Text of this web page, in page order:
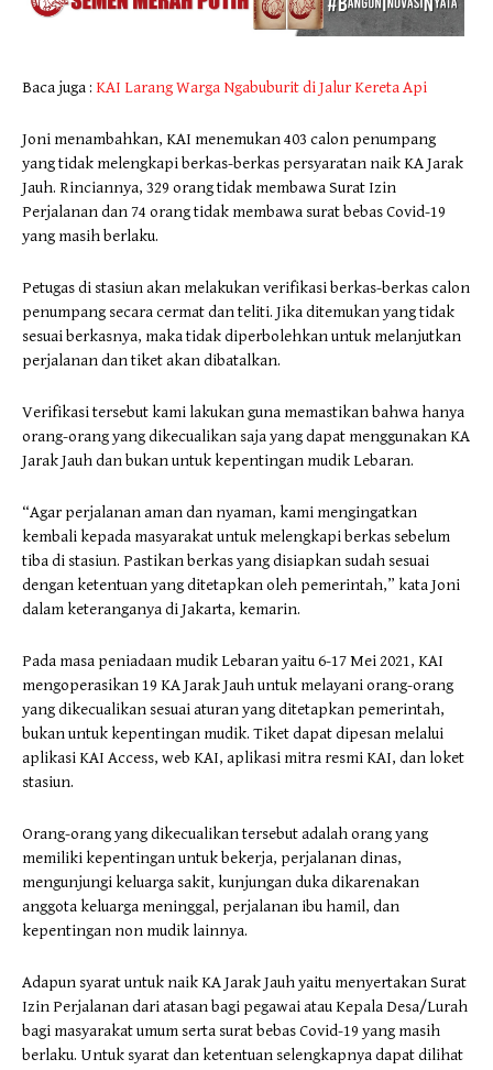
Baca juga : KAI Larang Warga Ngabuburit di Jalur Kereta Api
Joni menambahkan, KAI menemukan 403 calon penumpang
yang tidak melengkapi berkas-berkas persyaratan naik KA Jarak
Jauh. Rinciannya, 329 orang tidak membawa Surat Izin
Perjalanan dan 74 orang tidak membawa surat bebas Covid-19
yang masih berlaku.
Petugas di stasiun akan melakukan verifikasi berkas-berkas calon
penumpang secara cermat dan teliti. Jika ditemukan yang tidak
sesuai berkasnya, maka tidak diperbolehkan untuk melanjutkan
perjalanan dan tiket akan dibatalkan.
Verifikasi tersebut kami lakukan guna memastikan bahwa hanya
orang-orang yang dikecualikan saja yang dapat menggunakan KA
Jarak Jauh dan bukan untuk kepentingan mudik Lebaran.
“Agar perjalanan aman dan nyaman, kami mengingatkan
kembali kepada masyarakat untuk melengkapi berkas sebelum
tiba di stasiun. Pastikan berkas yang disiapkan sudah sesuai
dengan ketentuan yang ditetapkan oleh pemerintah,” kata Joni
dalam keteranganya di Jakarta, kemarin.
Pada masa peniadaan mudik Lebaran yaitu 6-17 Mei 2021, KAI
mengoperasikan 19 KA Jarak Jauh untuk melayani orang-orang
yang dikecualikan sesuai aturan yang ditetapkan pemerintah,
bukan untuk kepentingan mudik. Tiket dapat dipesan melalui
aplikasi KAI Access, web KAI, aplikasi mitra resmi KAI, dan loket
stasiun.
Orang-orang yang dikecualikan tersebut adalah orang yang
memiliki kepentingan untuk bekerja, perjalanan dinas,
mengunjungi keluarga sakit, kunjungan duka dikarenakan
anggota keluarga meninggal, perjalanan ibu hamil, dan
kepentingan non mudik lainnya.
Adapun syarat untuk naik KA Jarak Jauh yaitu menyertakan Surat
Izin Perjalanan dari atasan bagi pegawai atau Kepala Desa/Lurah
bagi masyarakat umum serta surat bebas Covid-19 yang masih
berlaku. Untuk syarat dan ketentuan selengkapnya dapat dilihat